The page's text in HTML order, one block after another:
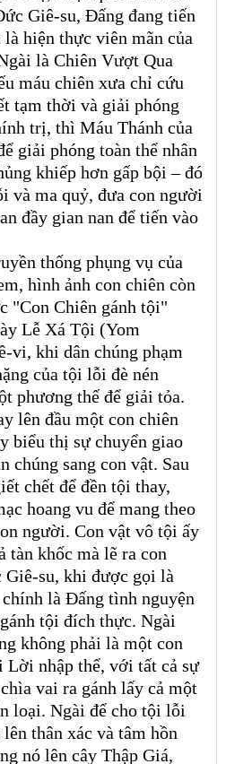
Giê-su, Đấng đang tiến
hiện thực viên mãn của
là Chiên Vượt Qua
máu chiên xưa chỉ cứu
tạm thời và giải phóng
trị, thì Máu Thánh của
giải phóng toàn thể nhân
khiếp hơn gấp bội – đó
và ma quỷ, đưa con người
đầy gian nan để tiến vào
thống phụng vụ của
hình ảnh con chiên còn
"Con Chiên gánh tội"
Lễ Xá Tội (Yom
vi, khi dân chúng phạm
của tội lỗi đè nén
phương thế để giải tỏa.
lên đầu một con chiên
biểu thị sự chuyển giao
chúng sang con vật. Sau
chết để đền tội thay,
hoang vu để mang theo
người. Con vật vô tội ấy
tàn khốc mà lẽ ra con
su, khi được gọi là
là Đấng tình nguyện
tội đích thực. Ngài
không phải là một con
nhập thể, với tất cả sự
vai ra gánh lấy cả một
loại. Ngài để cho tội lỗi
thân xác và tâm hồn
nó lên cây Thập Giá,